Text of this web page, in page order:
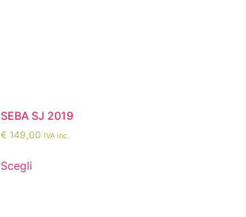
SEBA SJ 2019
€ 149,00 IVA inc.
Scegli